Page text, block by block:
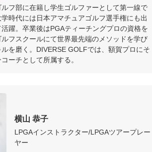
フ部に在籍し学生ゴルファーとして第一線で
時代には日本アマチュアゴルフ選手権にも出
躍。卒業後はPGAティーチングプロの資格を
フスクールにて世界最先端のメソッドを学び
ルを磨く。DIVERSE GOLFでは、額賀プロにそ
ーチとして所属する。
横山 恭子
LPGAインストラクター/LPGAツアープレー
ヤー